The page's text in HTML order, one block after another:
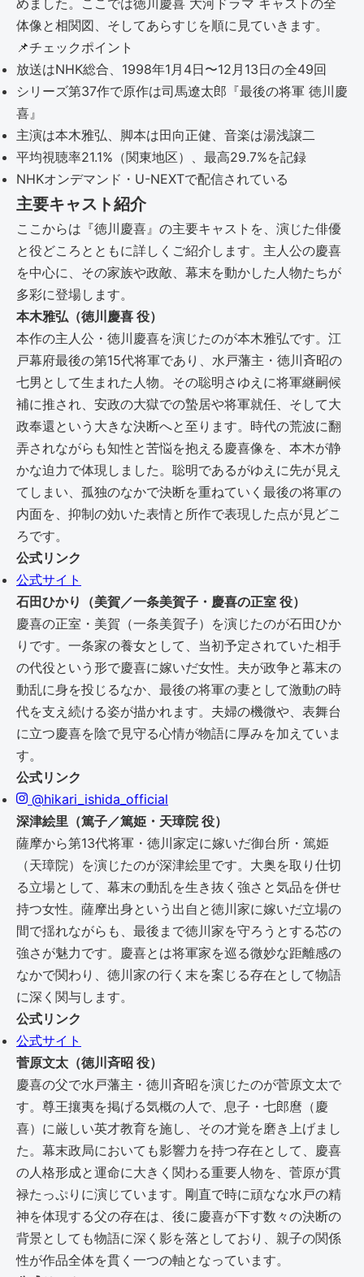
めました。ここでは徳川慶喜 大河ドラマ キャストの全
体像と相関図、そしてあらすじを順に見ていきます。
📌チェックポイント
放送はNHK総合、1998年1月4日〜12月13日の全49回
シリーズ第37作で原作は司馬遼太郎『最後の将軍 徳川慶
喜』
主演は本木雅弘、脚本は田向正健、音楽は湯浅譲二
平均視聴率21.1%（関東地区）、最高29.7%を記録
NHKオンデマンド・U-NEXTで配信されている
主要キャスト紹介
ここからは『徳川慶喜』の主要キャストを、演じた俳優
と役どころとともに詳しくご紹介します。主人公の慶喜
を中心に、その家族や政敵、幕末を動かした人物たちが
多彩に登場します。
本木雅弘（徳川慶喜 役）
本作の主人公・徳川慶喜を演じたのが本木雅弘です。江
戸幕府最後の第15代将軍であり、水戸藩主・徳川斉昭の
七男として生まれた人物。その聡明さゆえに将軍継嗣候
補に推され、安政の大獄での蟄居や将軍就任、そして大
政奉還という大きな決断へと至ります。時代の荒波に翻
弄されながらも知性と苦悩を抱える慶喜像を、本木が静
かな迫力で体現しました。聡明であるがゆえに先が見え
てしまい、孤独のなかで決断を重ねていく最後の将軍の
内面を、抑制の効いた表情と所作で表現した点が見どこ
ろです。
公式リンク
公式サイト
石田ひかり（美賀／一条美賀子・慶喜の正室 役）
慶喜の正室・美賀（一条美賀子）を演じたのが石田ひか
りです。一条家の養女として、当初予定されていた相手
の代役という形で慶喜に嫁いだ女性。夫が政争と幕末の
動乱に身を投じるなか、最後の将軍の妻として激動の時
代を支え続ける姿が描かれます。夫婦の機微や、表舞台
に立つ慶喜を陰で見守る心情が物語に厚みを加えていま
す。
公式リンク
@hikari_ishida_official
深津絵里（篤子／篤姫・天璋院 役）
薩摩から第13代将軍・徳川家定に嫁いだ御台所・篤姫
（天璋院）を演じたのが深津絵里です。大奥を取り仕切
る立場として、幕末の動乱を生き抜く強さと気品を併せ
持つ女性。薩摩出身という出自と徳川家に嫁いだ立場の
間で揺れながらも、最後まで徳川家を守ろうとする芯の
強さが魅力です。慶喜とは将軍家を巡る微妙な距離感の
なかで関わり、徳川家の行く末を案じる存在として物語
に深く関与します。
公式リンク
公式サイト
菅原文太（徳川斉昭 役）
慶喜の父で水戸藩主・徳川斉昭を演じたのが菅原文太で
す。尊王攘夷を掲げる気概の人で、息子・七郎麿（慶
喜）に厳しい英才教育を施し、その才覚を磨き上げまし
た。幕末政局においても影響力を持つ存在として、慶喜
の人格形成と運命に大きく関わる重要人物を、菅原が貫
禄たっぷりに演じています。剛直で時に頑なな水戸の精
神を体現する父の存在は、後に慶喜が下す数々の決断の
背景としても物語に深く影を落としており、親子の関係
性が作品全体を貫く一つの軸となっています。